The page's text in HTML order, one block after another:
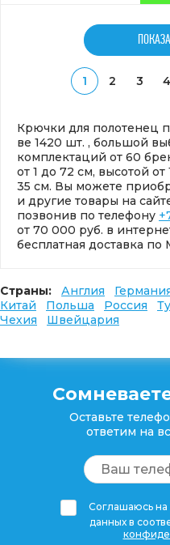
1 2 3 4
Крючки для полотенец
ве 1420 шт. , большой
комплектаций от 60
от 1 до 72 см, высотой
35 см. Вы можете
и другие товары на
позвонив по телефону
от 70 000 руб. в
бесплатная доставка по
Страны: Англия
Китай
Польша Россия
Чехия
Швейцария
Оставьте
ответим на
Соглашаюсь на
данных в